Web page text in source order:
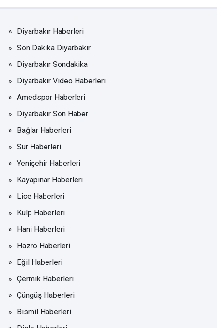
Diyarbakır Haberleri
Son Dakika Diyarbakır
Diyarbakır Sondakika
Diyarbakır Video Haberleri
Amedspor Haberleri
Diyarbakır Son Haber
Bağlar Haberleri
Sur Haberleri
Yenişehir Haberleri
Kayapınar Haberleri
Lice Haberleri
Kulp Haberleri
Hani Haberleri
Hazro Haberleri
Eğil Haberleri
Çermik Haberleri
Çüngüş Haberleri
Bismil Haberleri